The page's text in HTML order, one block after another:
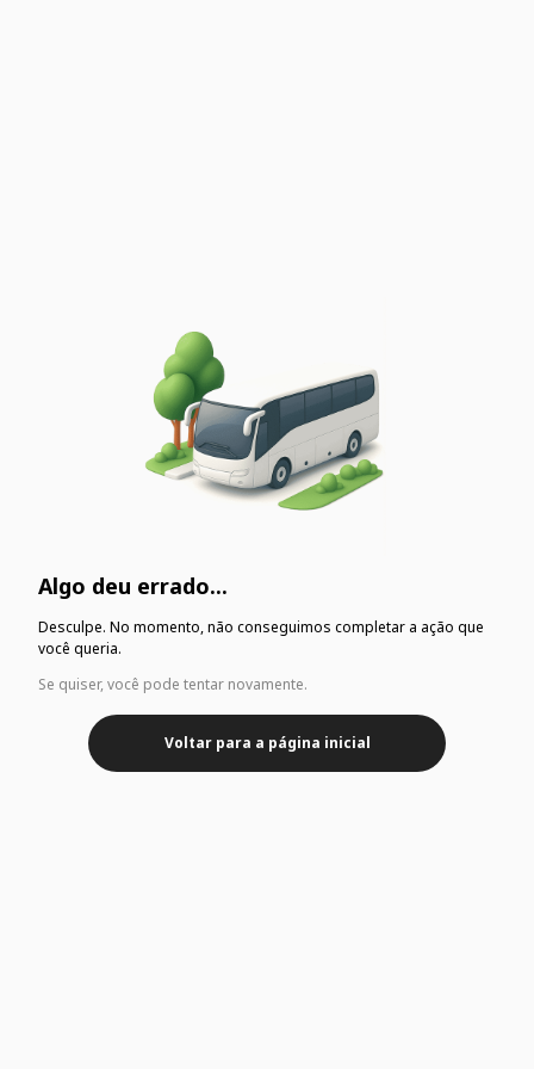
Algo deu errado...
Desculpe. No momento, não conseguimos completar a ação que
você queria.
Se quiser, você pode tentar novamente.
Voltar para a página inicial